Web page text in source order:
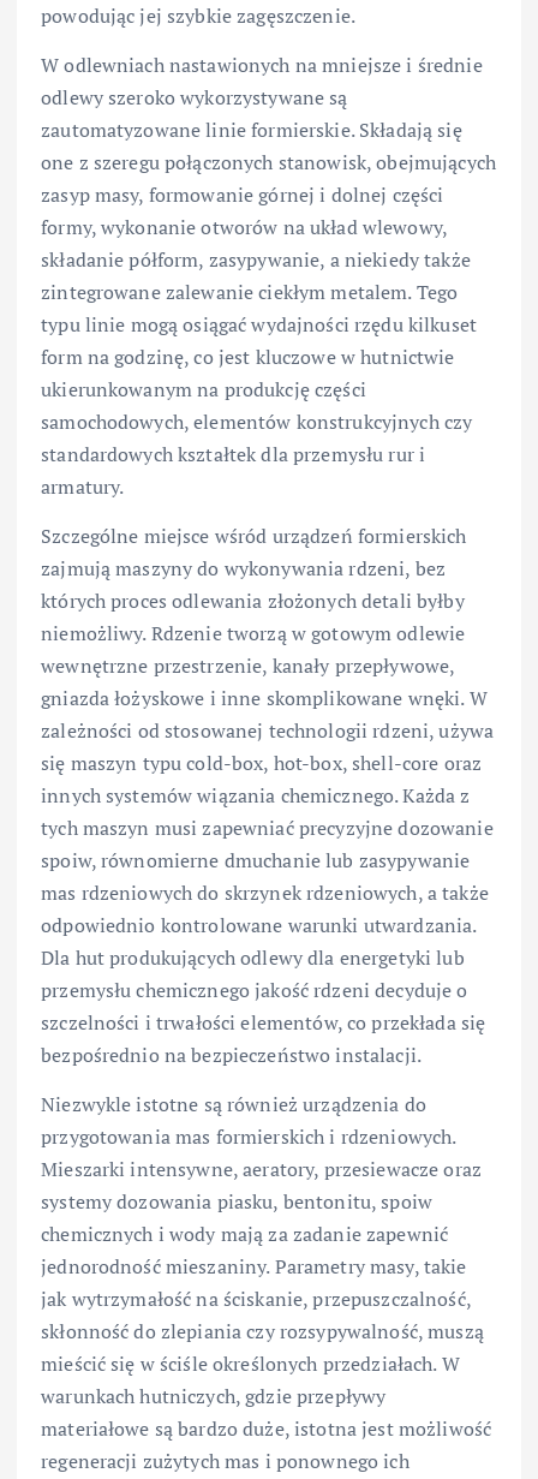
powodując jej szybkie zagęszczenie.
W odlewniach nastawionych na mniejsze i średnie
odlewy szeroko wykorzystywane są
zautomatyzowane linie formierskie. Składają się
one z szeregu połączonych stanowisk, obejmujących
zasyp masy, formowanie górnej i dolnej części
formy, wykonanie otworów na układ wlewowy,
składanie półform, zasypywanie, a niekiedy także
zintegrowane zalewanie ciekłym metalem. Tego
typu linie mogą osiągać wydajności rzędu kilkuset
form na godzinę, co jest kluczowe w hutnictwie
ukierunkowanym na produkcję części
samochodowych, elementów konstrukcyjnych czy
standardowych kształtek dla przemysłu rur i
armatury.
Szczególne miejsce wśród urządzeń formierskich
zajmują maszyny do wykonywania rdzeni, bez
których proces odlewania złożonych detali byłby
niemożliwy. Rdzenie tworzą w gotowym odlewie
wewnętrzne przestrzenie, kanały przepływowe,
gniazda łożyskowe i inne skomplikowane wnęki. W
zależności od stosowanej technologii rdzeni, używa
się maszyn typu cold-box, hot-box, shell-core oraz
innych systemów wiązania chemicznego. Każda z
tych maszyn musi zapewniać precyzyjne dozowanie
spoiw, równomierne dmuchanie lub zasypywanie
mas rdzeniowych do skrzynek rdzeniowych, a także
odpowiednio kontrolowane warunki utwardzania.
Dla hut produkujących odlewy dla energetyki lub
przemysłu chemicznego jakość rdzeni decyduje o
szczelności i trwałości elementów, co przekłada się
bezpośrednio na bezpieczeństwo instalacji.
Niezwykle istotne są również urządzenia do
przygotowania mas formierskich i rdzeniowych.
Mieszarki intensywne, aeratory, przesiewacze oraz
systemy dozowania piasku, bentonitu, spoiw
chemicznych i wody mają za zadanie zapewnić
jednorodność mieszaniny. Parametry masy, takie
jak wytrzymałość na ściskanie, przepuszczalność,
skłonność do zlepiania czy rozsypywalność, muszą
mieścić się w ściśle określonych przedziałach. W
warunkach hutniczych, gdzie przepływy
materiałowe są bardzo duże, istotna jest możliwość
regeneracji zużytych mas i ponownego ich